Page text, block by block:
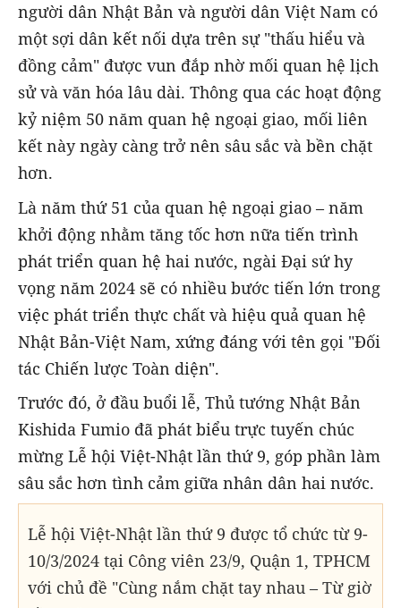
người dân Nhật Bản và người dân Việt Nam có
một sợi dân kết nối dựa trên sự "thấu hiểu và
đồng cảm" được vun đắp nhờ mối quan hệ lịch
sử và văn hóa lâu dài. Thông qua các hoạt động
kỷ niệm 50 năm quan hệ ngoại giao, mối liên
kết này ngày càng trở nên sâu sắc và bền chặt
hơn.
Là năm thứ 51 của quan hệ ngoại giao – năm
khởi động nhằm tăng tốc hơn nữa tiến trình
phát triển quan hệ hai nước, ngài Đại sứ hy
vọng năm 2024 sẽ có nhiều bước tiến lớn trong
việc phát triển thực chất và hiệu quả quan hệ
Nhật Bản-Việt Nam, xứng đáng với tên gọi "Đối
tác Chiến lược Toàn diện".
Trước đó, ở đầu buổi lễ, Thủ tướng Nhật Bản
Kishida Fumio đã phát biểu trực tuyến chúc
mừng Lễ hội Việt-Nhật lần thứ 9, góp phần làm
sâu sắc hơn tình cảm giữa nhân dân hai nước.
Lễ hội Việt-Nhật lần thứ 9 được tổ chức từ 9-
10/3/2024 tại Công viên 23/9, Quận 1, TPHCM
với chủ đề "Cùng nắm chặt tay nhau – Từ giờ